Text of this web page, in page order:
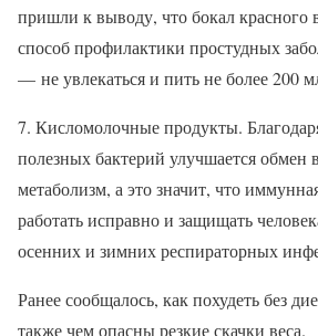
пришли к выводу, что бокал
способ профилактики простудных
— не увлекаться и пить не более 200
7. Кисломолочные продукты.
полезных бактерий улучшается обмен
метаболизм, а это значит, что
работать исправно и защищать
осенних и зимних респираторных
Ранее сообщалось, как похудеть без
также чем опасны резкие скачки веса.